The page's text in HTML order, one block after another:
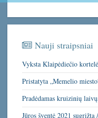
Nauji straipsniai
Vyksta Klaipėdiečio
Pristatyta „Memelio
Pradėdamas kruizinių
Jūros šventė 2021